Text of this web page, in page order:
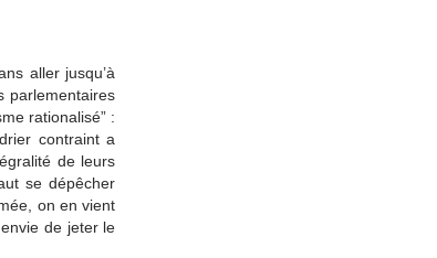
aller jusqu’à
parlementaires
rationalisé” :
contraint a
de leurs
se dépêcher
on en vient
de jeter le